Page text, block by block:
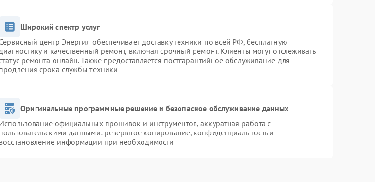
Широкий спектр услуг
Сервисный центр Энергия обеспечивает доставку техники по всей РФ, бесплатную
и качественный ремонт, включая срочный ремонт. Клиенты могут отслеживать
ремонта онлайн. Также предоставляется постгарантийное обслуживание для
продления срока службы техники
Оригинальные программные решение и безопасное обслуживание данных
Использование официальных прошивок и инструментов, аккуратная работа с
пользовательскими данными: резервное копирование, конфиденциальность и
восстановление информации при необходимости